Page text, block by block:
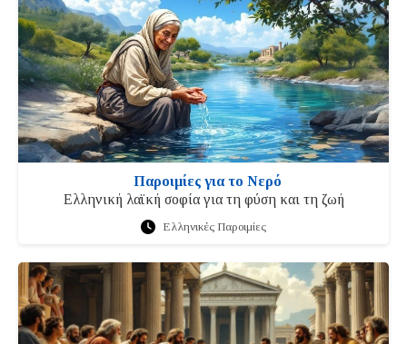
Παροιμίες για το Νερό
Ελληνική λαϊκή σοφία για τη φύση και τη ζωή
Ελληνικές Παροιμίες